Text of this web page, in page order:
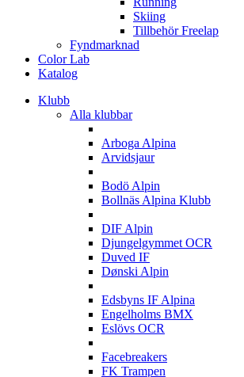
Skiing
Tillbehör Freelap
Fyndmarknad
Color Lab
Katalog
Klubb
Alla klubbar
Arboga Alpina
Arvidsjaur
Bodö Alpin
Bollnäs Alpina Klubb
DIF Alpin
Djungelgymmet OCR
Duved IF
Dønski Alpin
Edsbyns IF Alpina
Engelholms BMX
Eslövs OCR
Facebreakers
FK Trampen